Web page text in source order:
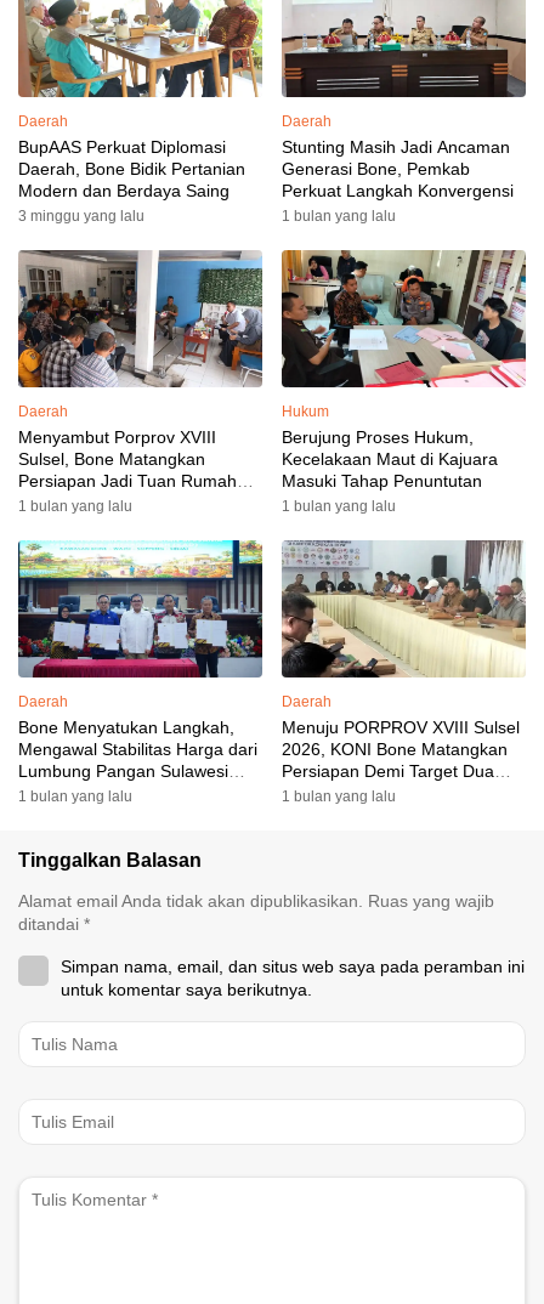
Daerah
BupAAS Perkuat Diplomasi
Daerah, Bone Bidik Pertanian
Modern dan Berdaya Saing
3 minggu yang lalu
Daerah
Stunting Masih Jadi Ancaman
Generasi Bone, Pemkab
Perkuat Langkah Konvergensi
1 bulan yang lalu
Daerah
Menyambut Porprov XVIII
Sulsel, Bone Matangkan
Persiapan Jadi Tuan Rumah
yang Berkesan: Wakil Bupati
Targetkan Venue dan
Akomodasi Rampung
1 bulan yang lalu
Hukum
Berujung Proses Hukum,
Kecelakaan Maut di Kajuara
Masuki Tahap Penuntutan
1 bulan yang lalu
Daerah
Bone Menyatukan Langkah,
Mengawal Stabilitas Harga dari
Lumbung Pangan Sulawesi
Selatan
1 bulan yang lalu
Daerah
Menuju PORPROV XVIII Sulsel
2026, KONI Bone Matangkan
Persiapan Demi Target Dua
Besar
1 bulan yang lalu
Tinggalkan Balasan
Alamat email Anda tidak akan dipublikasikan. Ruas yang wajib
ditandai *
Simpan nama, email, dan situs web saya pada peramban ini
untuk komentar saya berikutnya.